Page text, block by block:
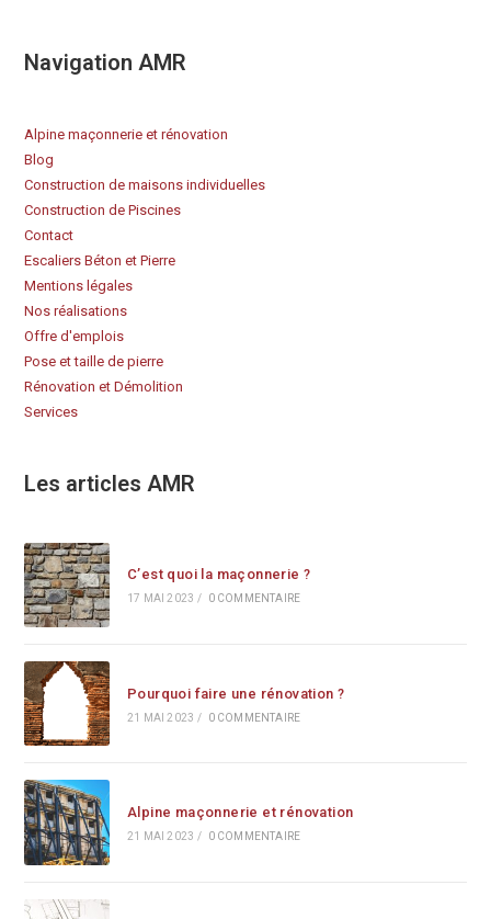
Navigation AMR
Alpine maçonnerie et rénovation
Blog
Construction de maisons individuelles
Construction de Piscines
Contact
Escaliers Béton et Pierre
Mentions légales
Nos réalisations
Offre d'emplois
Pose et taille de pierre
Rénovation et Démolition
Services
Les articles AMR
C’est quoi la maçonnerie ?
17 MAI 2023 / 0 COMMENTAIRE
Pourquoi faire une rénovation ?
21 MAI 2023 / 0 COMMENTAIRE
Alpine maçonnerie et rénovation
21 MAI 2023 / 0 COMMENTAIRE